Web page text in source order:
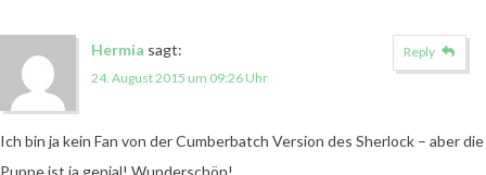
Hermia sagt:
24. August 2015 um 09:26 Uhr
Ich bin ja kein Fan von der Cumberbatch Version des Sherlock – aber die
Puppe ist ja genial! Wunderschön!
Reply